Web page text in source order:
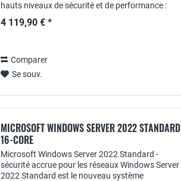
hauts niveaux de sécurité et de performance :
offre...
4 119,90 € *
Comparer
Se souv.
MICROSOFT WINDOWS SERVER 2022 STANDARD
16-CORE
Microsoft Windows Server 2022 Standard -
sécurité accrue pour les réseaux Windows Server
2022 Standard est le nouveau système